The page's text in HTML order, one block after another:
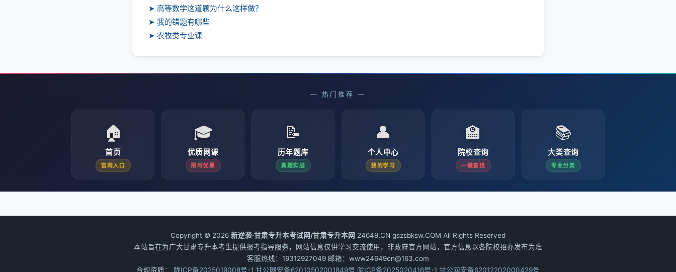
➤ 高等数学这道题为什么这样做？
➤ 我的错题有哪些
➤ 农牧类专业课
— 热门推荐 —
🏠
首页
官网入口
🎓
优质网课
限时优惠
📝
历年题库
真题实战
👤
个人中心
我的学习
🏫
院校查询
一键查找
📚
大类查询
专业分类
Copyright © 2026 新逆袭·甘肃专升本考试网/甘肃专升本网 24649.CN gszsbksw.COM All Rights Reserved
本站旨在为广大甘肃专升本考生提供报考指导服务，网站信息仅供学习交流使用，非政府官方网站，官方信息以各院校招办发布为准
客服热线：19312927049 邮箱：www24649cn@163.com
合规资质：
陇ICP备2025019008号-1 甘公网安备62010502001849号 陇ICP备2025020416号-1 甘公网安备62012202000429号